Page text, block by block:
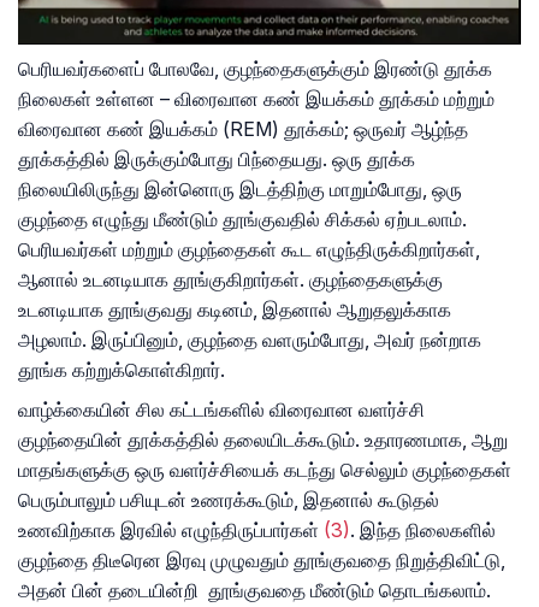
பெரியவர்களைப் போலவே, குழந்தைகளுக்கும் இரண்டு தூக்க
நிலைகள் உள்ளன – விரைவான கண் இயக்கம் தூக்கம் மற்றும்
விரைவான கண் இயக்கம் (REM) தூக்கம்; ஒருவர் ஆழ்ந்த
தூக்கத்தில் இருக்கும்போது பிந்தையது. ஒரு தூக்க
நிலையிலிருந்து இன்னொரு இடத்திற்கு மாறும்போது, ​​ஒரு
குழந்தை எழுந்து மீண்டும் தூங்குவதில் சிக்கல் ஏற்படலாம்.
பெரியவர்கள் மற்றும் குழந்தைகள் கூட எழுந்திருக்கிறார்கள்,
ஆனால் உடனடியாக தூங்குகிறார்கள். குழந்தைகளுக்கு
உடனடியாக தூங்குவது கடினம், இதனால் ஆறுதலுக்காக
அழலாம். இருப்பினும், குழந்தை வளரும்போது, ​​அவர் நன்றாக
தூங்க கற்றுக்கொள்கிறார்.
வாழ்க்கையின் சில கட்டங்களில் விரைவான வளர்ச்சி
குழந்தையின் தூக்கத்தில் தலையிடக்கூடும். உதாரணமாக, ஆறு
மாதங்களுக்கு ஒரு வளர்ச்சியைக் கடந்து செல்லும் குழந்தைகள்
பெரும்பாலும் பசியுடன் உணரக்கூடும், இதனால் கூடுதல்
உணவிற்காக இரவில் எழுந்திருப்பார்கள் (3). இந்த நிலைகளில்
குழந்தை திடீரென இரவு முழுவதும் தூங்குவதை நிறுத்திவிட்டு,
அதன் பின் தடையின்றி தூங்குவதை மீண்டும் தொடங்கலாம்.